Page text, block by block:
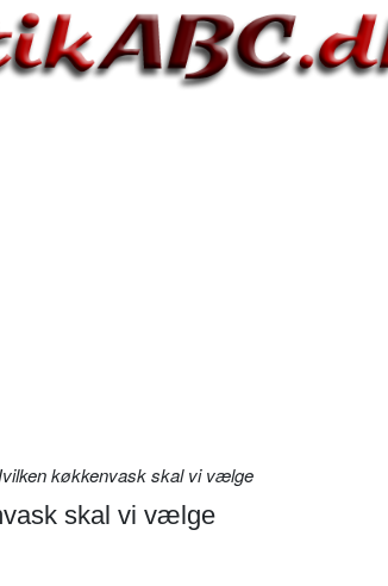
køkkenvask skal vi vælge
skal vi vælge